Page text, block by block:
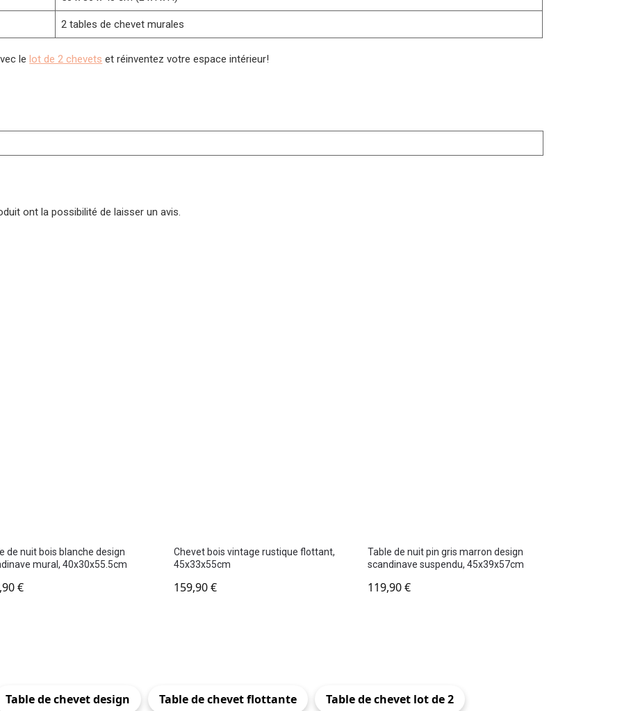
2 tables de chevet murales
lelot de 2 chevets et réinventez votre espace intérieur!
ont la possibilité de laisser un avis.
de nuit bois blanche design
mural, 40x30x55.5cm
€
Chevet bois vintage rustique flottant,
45x33x55cm
159,90€
Table de nuit pin gris marron design
scandinave suspendu, 45x39x57cm
119,90€
Table de chevet design Table de chevet flottante Table de chevet lot de 2